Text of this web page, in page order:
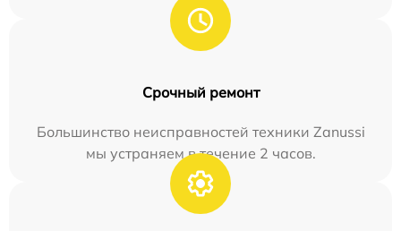
Срочный ремонт
Большинство неисправностей техники Zanussi
мы устраняем в течение 2 часов.